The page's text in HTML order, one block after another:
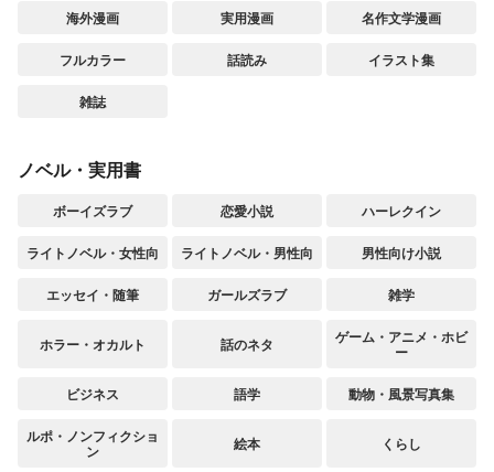
海外漫画 実用漫画 名作文学漫画
フルカラー 話読み イラスト集
雑誌
ノベル・実用書
ボーイズラブ 恋愛小説 ハーレクイン
ライトノベル・女性向 ライトノベル・男性向 男性向け小説
エッセイ・随筆 ガールズラブ 雑学
ホラー・オカルト 話のネタ ゲーム・アニメ・ホビ
ー
ビジネス 語学 動物・風景写真集
ルポ・ノンフィクショ
ン 絵本 くらし